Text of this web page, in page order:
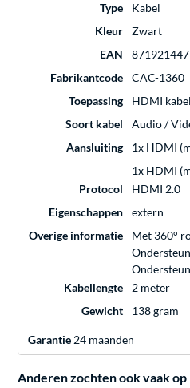
Type
Kabel
Kleur
Zwart
EAN
Fabrikantcode
CAC-1360
Toepassing
HDMI kabel
Soort kabel
Audio /
Aansluiting
1x HDMI
1x HDMI
Protocol
HDMI 2.0
Eigenschappen
extern
Overige informatie
Met 360°
Kabellengte
2 meter
Gewicht
138 gram
Garantie 24 maanden
Anderen zochten ook vaak op